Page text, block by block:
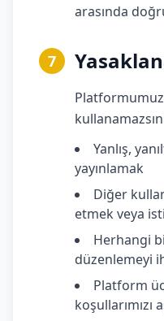
arasında
7
Yanlış,
yayınlamak
Diğer
etmek veya
Herhangi
düzenlemeyi
Platform
koşullarımızı